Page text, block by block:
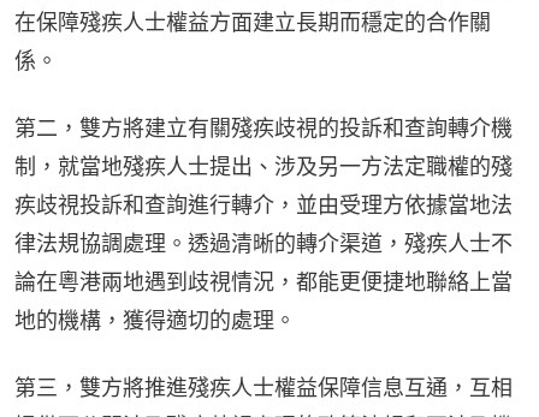
在保障殘疾人士權益方面建立長期而穩定的合作關
係。
第二，雙方將建立有關殘疾歧視的投訴和查詢轉介機
制，就當地殘疾人士提出、涉及另一方法定職權的殘
疾歧視投訴和查詢進行轉介，並由受理方依據當地法
律法規協調處理。透過清晰的轉介渠道，殘疾人士不
論在粵港兩地遇到歧視情況，都能更便捷地聯絡上當
地的機構，獲得適切的處理。
第三，雙方將推進殘疾人士權益保障信息互通，互相